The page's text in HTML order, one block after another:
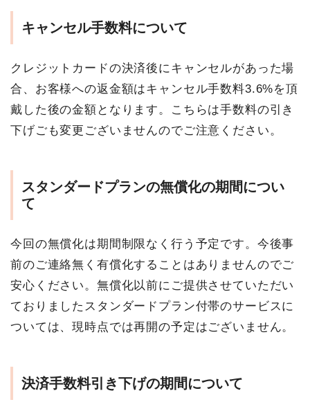
キャンセル手数料について
クレジットカードの決済後にキャンセルがあった場
合、お客様への返金額はキャンセル手数料3.6%を頂
戴した後の金額となります。こちらは手数料の引き
下げごも変更ございませんのでご注意ください。
スタンダードプランの無償化の期間につい
て
今回の無償化は期間制限なく行う予定です。今後事
前のご連絡無く有償化することはありませんのでご
安心ください。無償化以前にご提供させていただい
ておりましたスタンダードプラン付帯のサービスに
ついては、現時点では再開の予定はございません。
決済手数料引き下げの期間について